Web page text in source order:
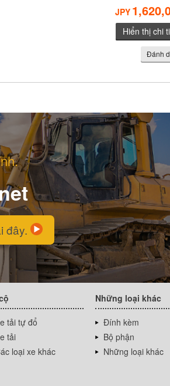
JPY
Hiển thị chi
Đánh
đây.
tải tự đổ
tải
loại xe khác
Những loại khác
Đính kèm
Bộ phận
Những loại khác